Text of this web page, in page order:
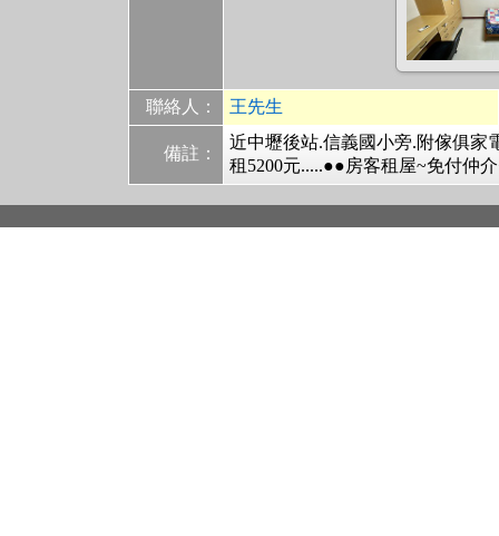
聯絡人： 王先生
備註：
近中壢後站.信義國小旁.附傢俱家
租5200元.....●●房客租屋~免付仲